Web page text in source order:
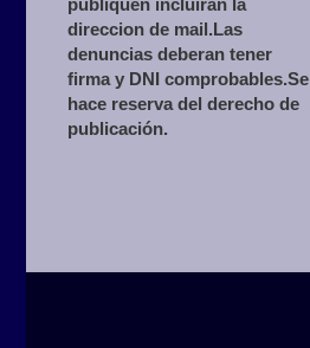
publiquen incluirán la
direccion de mail.Las
denuncias deberan tener
firma y DNI comprobables.Se
hace reserva del derecho de
publicación.